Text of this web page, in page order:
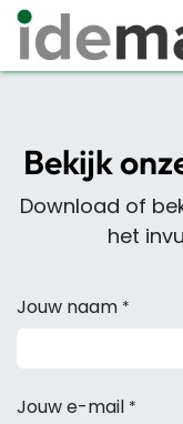
Overslaan naar inhoud
Bekijk
Download of
het
Jouw naam *
Jouw e-mail *